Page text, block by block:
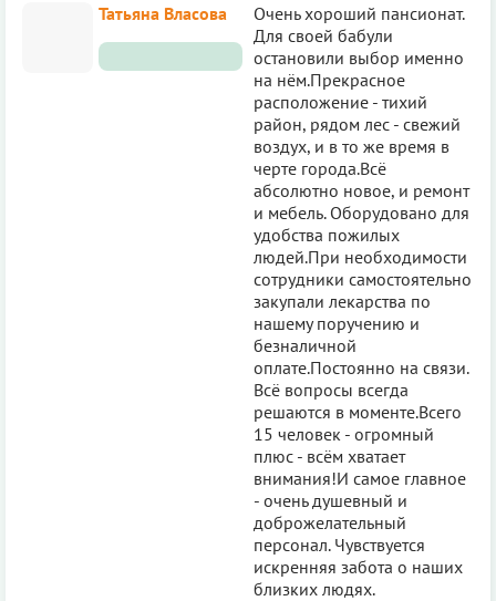
Татьяна Власова
Очень хороший пансионат.
Для своей бабули
остановили выбор именно
на нём.Прекрасное
расположение - тихий
район, рядом лес - свежий
воздух, и в то же время в
черте города.Всё
абсолютно новое, и ремонт
и мебель. Оборудовано для
удобства пожилых
людей.При необходимости
сотрудники самостоятельно
закупали лекарства по
нашему поручению и
безналичной
оплате.Постоянно на связи.
Всё вопросы всегда
решаются в моменте.Всего
15 человек - огромный
плюс - всём хватает
внимания!И самое главное
- очень душевный и
доброжелательный
персонал. Чувствуется
искренняя забота о наших
близких людях.